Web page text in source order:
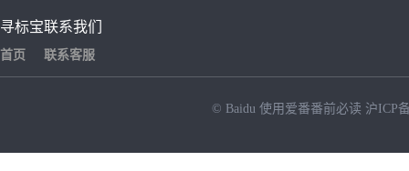
寻标宝
首页
联系我们
联系客服
© Baidu 使用爱番番前必读 沪ICP